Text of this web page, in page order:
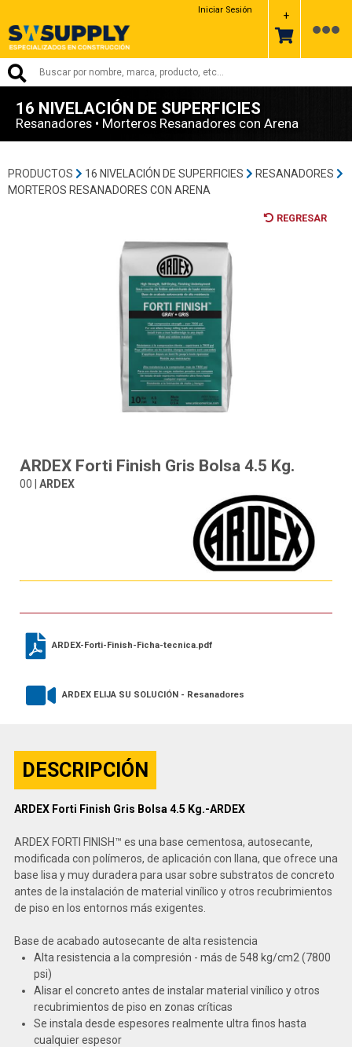
Iniciar Sesión +
16 NIVELACIÓN DE SUPERFICIES
Resanadores • Morteros Resanadores con Arena
PRODUCTOS 16 NIVELACIÓN DE SUPERFICIES
RESANADORES
MORTEROS RESANADORES CON ARENA
REGRESAR
ARDEX Forti Finish Gris Bolsa 4.5 Kg.
00 | ARDEX
ARDEX-Forti-Finish-Ficha-tecnica.pdf
ARDEX ELIJA SU SOLUCIÓN - Resanadores
DESCRIPCIÓN
ARDEX Forti Finish Gris Bolsa 4.5 Kg.-ARDEX
ARDEX FORTI FINISH™ es una base cementosa, autosecante,
modificada con polímeros, de aplicación con llana, que ofrece una
base lisa y muy duradera para usar sobre substratos de concreto
antes de la instalación de material vinílico y otros recubrimientos
de piso en los entornos más exigentes.
Base de acabado autosecante de alta resistencia
Alta resistencia a la compresión - más de 548 kg/cm2 (7800
psi)
Alisar el concreto antes de instalar material vinílico y otros
recubrimientos de piso en zonas críticas
Se instala desde espesores realmente ultra finos hasta
cualquier espesor